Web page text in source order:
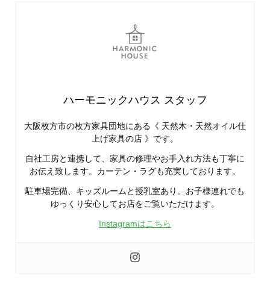
ハーモニックハウス スタッフ
大阪枚方市の枚方家具団地にある《 天然木・天然オイル仕
上げ家具の店 》です。
自社工房と連携して、家具の修理やお手入れ方法も丁寧に
お伝え致します。カーテン・ラグも充実しております。
駐車場完備、キッズルームと授乳室あり。お子様連れでも
ゆっくり安心してお店をご覧いただけます。
Instagramはこちら